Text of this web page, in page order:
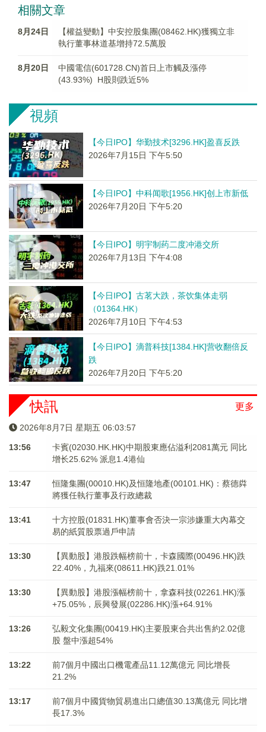
相關文章
8月24日
【權益變動】中安控股集團(08462.HK)獲獨立非
執行董事林道基增持72.5萬股
8月20日
中國電信(601728.CN)首日上市觸及漲停
(43.93%) H股則跌近5%
視頻
【今日IPO】华勤技术[3296.HK]盈喜反跌
2026年7月15日 下午5:50
【今日IPO】中科闻歌[1956.HK]创上市新低
2026年7月20日 下午5:20
【今日IPO】明宇制药二度冲港交所
2026年7月13日 下午4:08
【今日IPO】古茗大跌，茶饮集体走弱
（01364.HK）
2026年7月10日 下午4:53
【今日IPO】滴普科技[1384.HK]营收翻倍反
跌
2026年7月20日 下午5:20
更多
快訊
2026年8月7日 星期五 06:03:57
13:56
卡賓(02030.HK.HK)中期股東應佔溢利2081萬元 同比
增长25.62% 派息1.4港仙
13:47
恒隆集團(00010.HK)及恒隆地產(00101.HK)：蔡德粦
將獲任執行董事及行政總裁
13:41
十方控股(01831.HK)董事會否決一宗涉嫌重大內幕交
易的紙質股票過戶申請
13:30
【異動股】港股跌幅榜前十，卡森國際(00496.HK)跌
22.40%，九福來(08611.HK)跌21.01%
13:30
【異動股】港股漲幅榜前十，拿森科技(02261.HK)漲
+75.05%，辰興發展(02286.HK)漲+64.91%
13:26
弘毅文化集團(00419.HK)主要股東合共出售約2.02億
股 盤中漲超54%
13:22
前7個月中國出口機電產品11.12萬億元 同比增長
21.2%
13:17
前7個月中國貨物貿易進出口總值30.13萬億元 同比增
長17.3%